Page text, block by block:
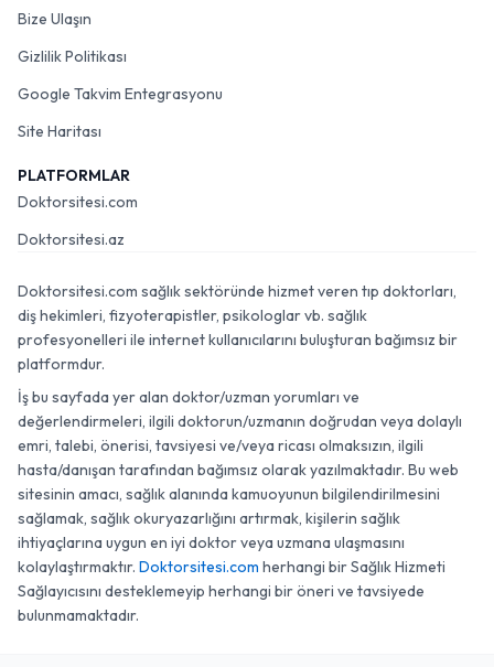
Bize Ulaşın
Gizlilik Politikası
Google Takvim Entegrasyonu
Site Haritası
PLATFORMLAR
Doktorsitesi.com
Doktorsitesi.az
Doktorsitesi.com sağlık sektöründe hizmet veren tıp doktorları,
diş hekimleri, fizyoterapistler, psikologlar vb. sağlık
profesyonelleri ile internet kullanıcılarını buluşturan bağımsız bir
platformdur.
İş bu sayfada yer alan doktor/uzman yorumları ve
değerlendirmeleri, ilgili doktorun/uzmanın doğrudan veya dolaylı
emri, talebi, önerisi, tavsiyesi ve/veya ricası olmaksızın, ilgili
hasta/danışan tarafından bağımsız olarak yazılmaktadır. Bu web
sitesinin amacı, sağlık alanında kamuoyunun bilgilendirilmesini
sağlamak, sağlık okuryazarlığını artırmak, kişilerin sağlık
ihtiyaçlarına uygun en iyi doktor veya uzmana ulaşmasını
kolaylaştırmaktır. Doktorsitesi.com herhangi bir Sağlık Hizmeti
Sağlayıcısını desteklemeyip herhangi bir öneri ve tavsiyede
bulunmamaktadır.